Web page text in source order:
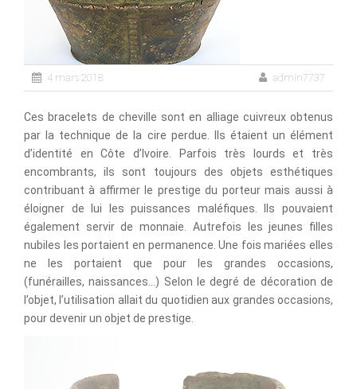
4 mars 2018 admin7737
Ces bracelets de cheville sont en alliage cuivreux obtenus
par la technique de la cire perdue. Ils étaient un élément
d’identité en Côte d’Ivoire. Parfois très lourds et très
encombrants, ils sont toujours des objets esthétiques
contribuant à affirmer le prestige du porteur mais aussi à
éloigner de lui les puissances maléfiques. Ils pouvaient
également servir de monnaie. Autrefois les jeunes filles
nubiles les portaient en permanence. Une fois mariées elles
ne les portaient que pour les grandes occasions,
(funérailles, naissances…) Selon le degré de décoration de
l’objet, l’utilisation allait du quotidien aux grandes occasions,
pour devenir un objet de prestige.